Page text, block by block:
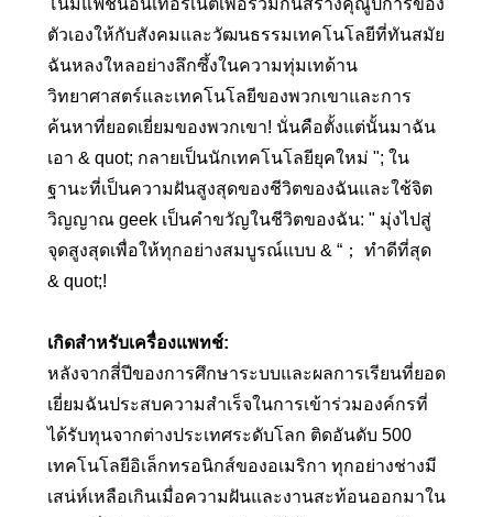
โน้มแฟชั่นอินเทอร์เน็ตเพื่อร่วมกันสร้างคุณูปการของ
ตัวเองให้กับสังคมและวัฒนธรรมเทคโนโลยีที่ทันสมัย
ฉันหลงใหลอย่างลึกซึ้งในความทุ่มเทด้าน
วิทยาศาสตร์และเทคโนโลยีของพวกเขาและการ
ค้นหาที่ยอดเยี่ยมของพวกเขา! นั่นคือตั้งแต่นั้นมาฉัน
เอา & quot; กลายเป็นนักเทคโนโลยียุคใหม่ "; ใน
ฐานะที่เป็นความฝันสูงสุดของชีวิตของฉันและใช้จิต
วิญญาณ geek เป็นคำขวัญในชีวิตของฉัน: " มุ่งไปสู่
จุดสูงสุดเพื่อให้ทุกอย่างสมบูรณ์แบบ & “； ทำดีที่สุด
& quot;!
เกิดสำหรับเครื่องแพทช์:
หลังจากสี่ปีของการศึกษาระบบและผลการเรียนที่ยอด
เยี่ยมฉันประสบความสําเร็จในการเข้าร่วมองค์กรที่
ได้รับทุนจากต่างประเทศระดับโลก ติดอันดับ 500
เทคโนโลยีอิเล็กทรอนิกส์ของอเมริกา ทุกอย่างช่างมี
เสน่ห์เหลือเกินเมื่อความฝันและงานสะท้อนออกมาใน